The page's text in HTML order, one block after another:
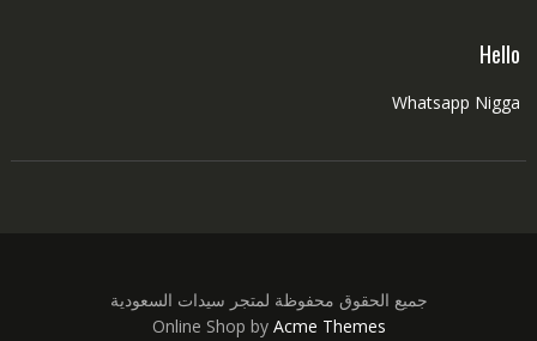
Hello
Whatsapp Nigga
جميع الحقوق محفوظة لمتجر سيدات السعودية
Online Shop by Acme Themes